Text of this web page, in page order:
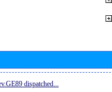
dispatched...